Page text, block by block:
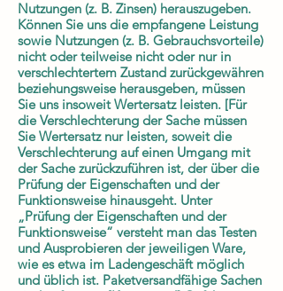
Nutzungen (z. B. Zinsen) herauszugeben.
Können Sie uns die empfangene Leistung
sowie Nutzungen (z. B. Gebrauchsvorteile)
nicht oder teilweise nicht oder nur in
verschlechtertem Zustand zurückgewähren
beziehungsweise herausgeben, müssen
Sie uns insoweit Wertersatz leisten. [Für
die Verschlechterung der Sache müssen
Sie Wertersatz nur leisten, soweit die
Verschlechterung auf einen Umgang mit
der Sache zurückzuführen ist, der über die
Prüfung der Eigenschaften und der
Funktionsweise hinausgeht. Unter
„Prüfung der Eigenschaften und der
Funktionsweise“ versteht man das Testen
und Ausprobieren der jeweiligen Ware,
wie es etwa im Ladengeschäft möglich
und üblich ist. Paketversandfähige Sachen